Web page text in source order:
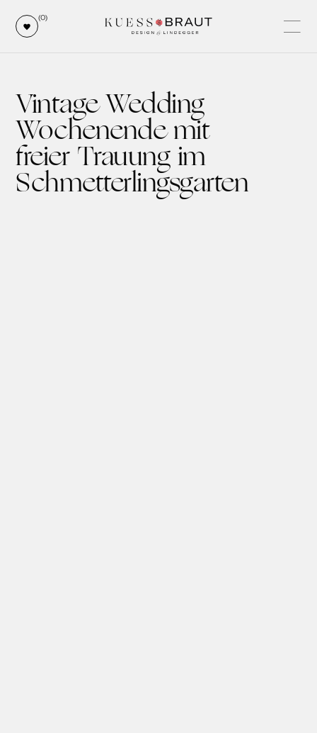
(0)
Vintage Wedding
Wochenende mit
freier Trauung im
Schmetterlingsgarten